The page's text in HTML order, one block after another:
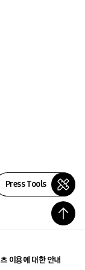
Press Tools
이용에 대한 안내